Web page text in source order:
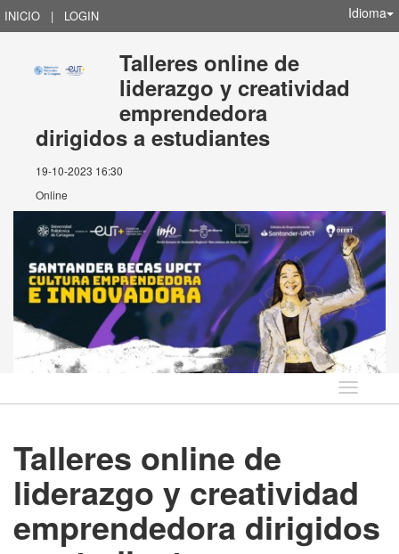
INICIO | LOGIN Idioma
Talleres online de
liderazgo y creatividad
emprendedora
dirigidos a estudiantes
19-10-2023 16:30
Online
Idioma
Talleres online de
liderazgo y creatividad
emprendedora dirigidos